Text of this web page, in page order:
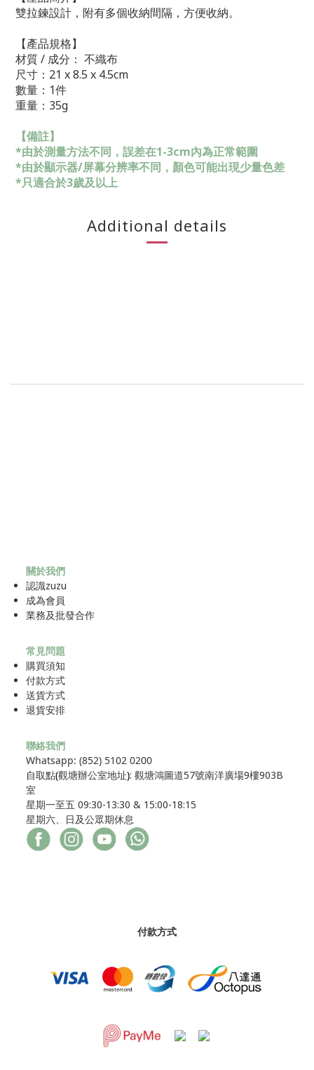
雙拉鍊設計，附有多個收納間隔，方便收納。
【產品規格】
材質 / 成分： 不織布
尺寸：21 x 8.5 x 4.5cm
數量：1件
重量：35g
【備註】
*由於測量方法不同，誤差在1-3cm內為正常範圍
*由於顯示器/屏幕分辨率不同，顏色可能出現少量色差
*只適合於3歲及以上
Additional details
關於我們
認識zuzu
成為會員
業務及批發合作
常見問題
購買須知
付款方式
送貨方式
退貨安排
聯絡我們
Whatsapp: (852) 5102 0200
自取點(觀塘辦公室地址): 觀塘鴻圖道57號南洋廣場9樓903B
室
星期一至五 09:30-13:30 & 15:00-18:15
星期六、日及公眾期休息
付款方式